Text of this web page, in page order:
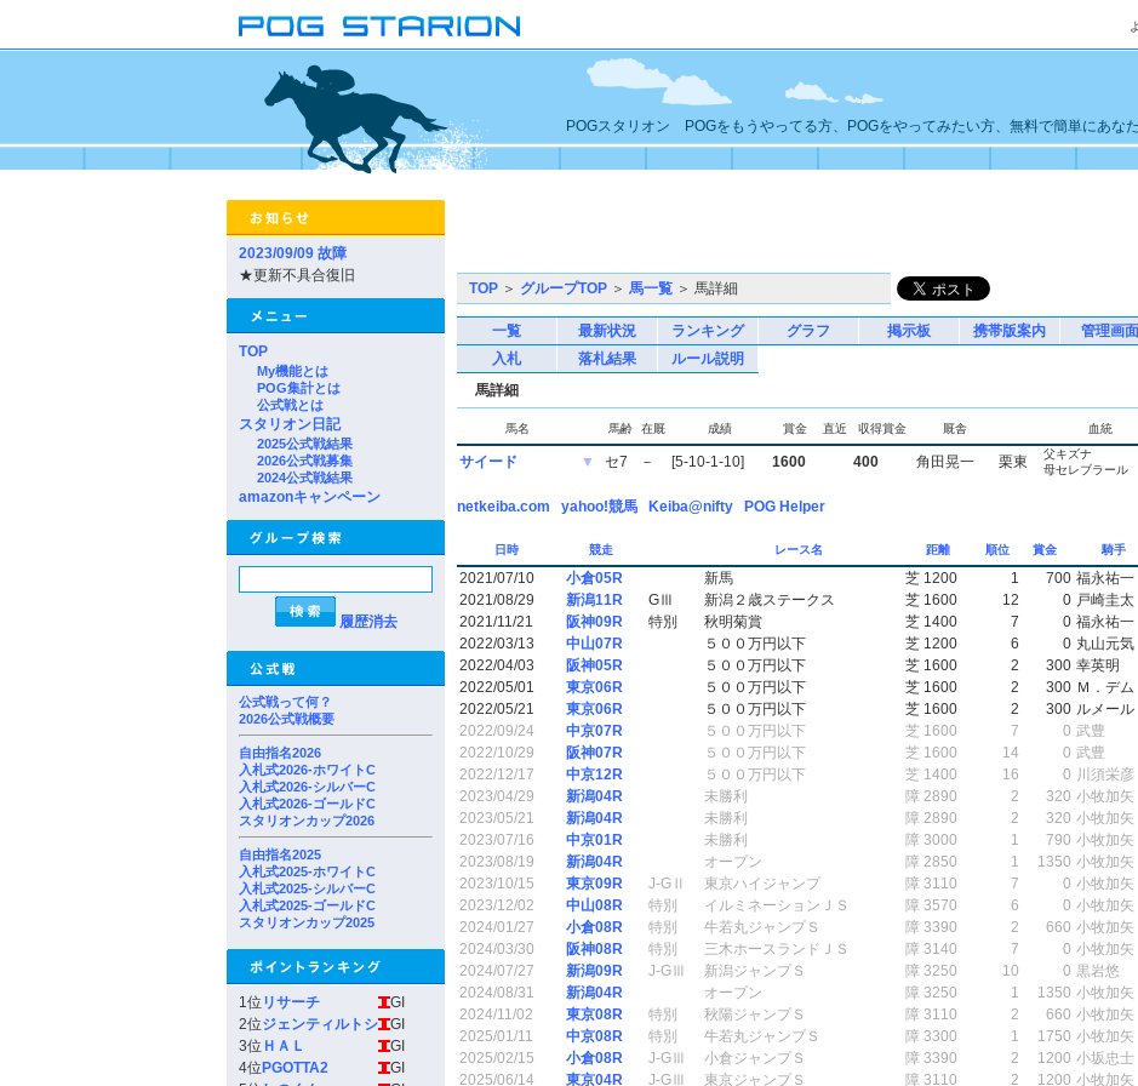
POGスタリオン POGをもうやってる方、POGをやってみたい方、無料で簡単にあな
2023/09/09 故障
★更新不具合復旧
TOP
My機能とは
POG集計とは
公式戦とは
スタリオン日記
2025公式戦結果
2026公式戦募集
2024公式戦結果
amazonキャンペーン
履歴消去
公式戦って何？
2026公式戦概要
自由指名2026
入札式2026-ホワイトC
入札式2026-シルバーC
入札式2026-ゴールドC
スタリオンカップ2026
自由指名2025
入札式2025-ホワイトC
入札式2025-シルバーC
入札式2025-ゴールドC
スタリオンカップ2025
1位 リサーチ
GI
2位ジェンティルトシ
GI
3位 ＨＡＬ
GI
4位 PGOTTA2
GI
TOP ＞ グループTOP ＞ 馬一覧 ＞ 馬詳細
一覧 最新状況 ランキング グラフ 掲示板 携帯版案内
管理画面
入札
落札結果
ルール説明
馬詳細
馬名 馬齢 在厩 成績 賞金 直近 収得賞金 厩舎 血統
サイード ▼ セ7 － [5-10-1-10] 1600 400 角田晃一 栗東
父キズナ
母セレブラール
netkeiba.com yahoo!競馬 Keiba@nifty POG Helper
日時 競走 レース名 距離 順位 賞金 騎手
2021/07/10 小倉05R 新馬 芝 1200 1 700 福永祐一
2021/08/29
新潟11R GⅢ 新潟２歳ステークス 芝 1600 12 0 戸崎圭太
2021/11/21
阪神09R 特別 秋明菊賞 芝 1400 7 0 福永祐一
2022/03/13
中山07R ５００万円以下 芝 1200 6 0 丸山元気
2022/04/03
阪神05R ５００万円以下 芝 1600 2 300 幸英明
2022/05/01
東京06R ５００万円以下 芝 1600 2 300 Ｍ．デム
2022/05/21
東京06R ５００万円以下 芝 1600 2 300 ルメール
2022/09/24
中京07R ５００万円以下 芝 1600 7 0 武豊
2022/10/29
阪神07R ５００万円以下 芝 1600 14 0 武豊
2022/12/17
中京12R ５００万円以下 芝 1400 16 0 川須栄彦
2023/04/29
新潟04R 未勝利 障 2890 2 320 小牧加矢
2023/05/21
新潟04R 未勝利 障 2890 2 320 小牧加矢
2023/07/16
中京01R 未勝利 障 3000 1 790 小牧加矢
2023/08/19
新潟04R オープン 障 2850 1 1350 小牧加矢
2023/10/15
東京09R J-GⅡ 東京ハイジャンプ 障 3110 7 0 小牧加矢
2023/12/02
中山08R 特別 イルミネーションＪＳ 障 3570 6 0 小牧加矢
2024/01/27
小倉08R 特別 牛若丸ジャンプＳ 障 3390 2 660 小牧加矢
2024/03/30
阪神08R 特別 三木ホースランドＪＳ 障 3140 7 0 小牧加矢
2024/07/27
新潟09R J-GⅢ 新潟ジャンプＳ 障 3250 10 0 黒岩悠
2024/08/31
新潟04R オープン 障 3250 1 1350 小牧加矢
2024/11/02
東京08R 特別 秋陽ジャンプＳ 障 3110 2 660 小牧加矢
2025/01/11
中京08R 特別 牛若丸ジャンプＳ 障 3300 1 1750 小牧加矢
2025/02/15
小倉08R J-GⅢ 小倉ジャンプＳ 障 3390 2 1200 小坂忠士
2025/06/14
東京04R J-GⅢ 東京ジャンプＳ 障 3110 2 1200 小牧加矢